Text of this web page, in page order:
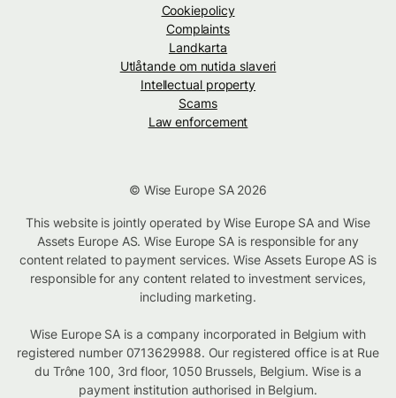
Cookiepolicy
Complaints
Landkarta
Utlåtande om nutida slaveri
Intellectual property
Scams
Law enforcement
© Wise Europe SA 2026
This website is jointly operated by Wise Europe SA and Wise
Assets Europe AS. Wise Europe SA is responsible for any
content related to payment services. Wise Assets Europe AS is
responsible for any content related to investment services,
including marketing.
Wise Europe SA is a company incorporated in Belgium with
registered number 0713629988. Our registered office is at Rue
du Trône 100, 3rd floor, 1050 Brussels, Belgium. Wise is a
payment institution authorised in Belgium.